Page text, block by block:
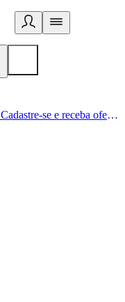
Um estilo de vida saudável começa aqui. Cadastre-se e receba ofertas exclusivas.